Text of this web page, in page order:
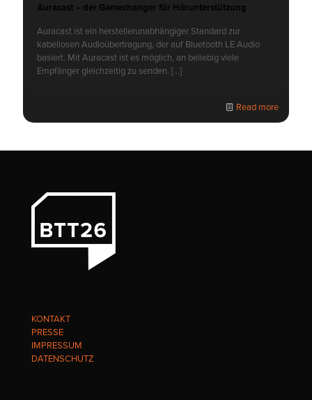
Auracast – der Gamechanger für Hörunterstützung
Auracast ist ein herstellerunabhängiger Standard zur
kabellosen Audioübertragung, der auf Bluetooth LE Audio
basiert. Mit Auracast ist es möglich, an beliebig viele
Empfänger gleichzeitig zu senden. […]
Read more
KONTAKT
PRESSE
IMPRESSUM
DATENSCHUTZ